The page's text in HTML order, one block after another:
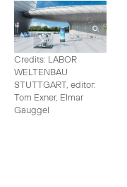
Credits: LABOR
WELTENBAU
STUTTGART, editor:
Tom Exner, Elmar
Gauggel